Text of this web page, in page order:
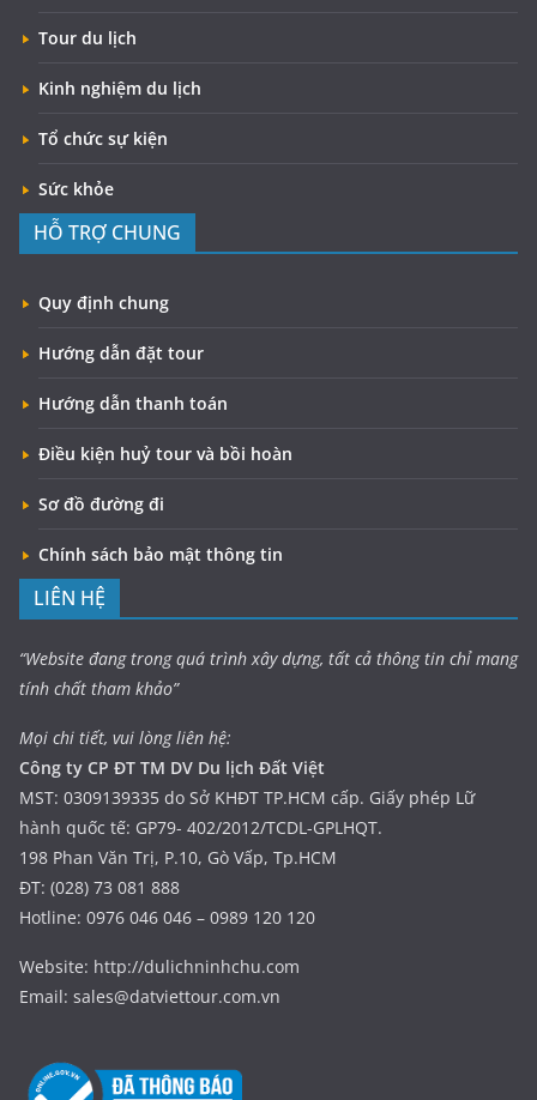
Tour du lịch
Kinh nghiệm du lịch
Tổ chức sự kiện
Sức khỏe
HỖ TRỢ CHUNG
Quy định chung
Hướng dẫn đặt tour
Hướng dẫn thanh toán
Điều kiện huỷ tour và bồi hoàn
Sơ đồ đường đi
Chính sách bảo mật thông tin
LIÊN HỆ
“Website đang trong quá trình xây dựng, tất cả thông tin chỉ mang
tính chất tham khảo”
Mọi chi tiết, vui lòng liên hệ:
Công ty CP ĐT TM DV Du lịch Đất Việt
MST: 0309139335 do Sở KHĐT TP.HCM cấp. Giấy phép Lữ
hành quốc tế: GP79- 402/2012/TCDL-GPLHQT.
198 Phan Văn Trị, P.10, Gò Vấp, Tp.HCM
ĐT: (028) 73 081 888
Hotline: 0976 046 046 – 0989 120 120
Website: http://dulichninhchu.com
Email: sales@datviettour.com.vn